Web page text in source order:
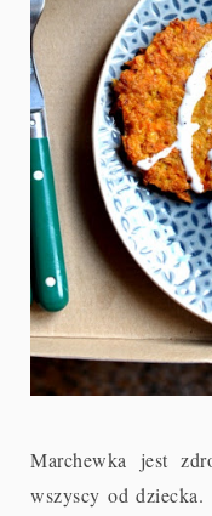
Marchewka jest
wszyscy od dziecka.